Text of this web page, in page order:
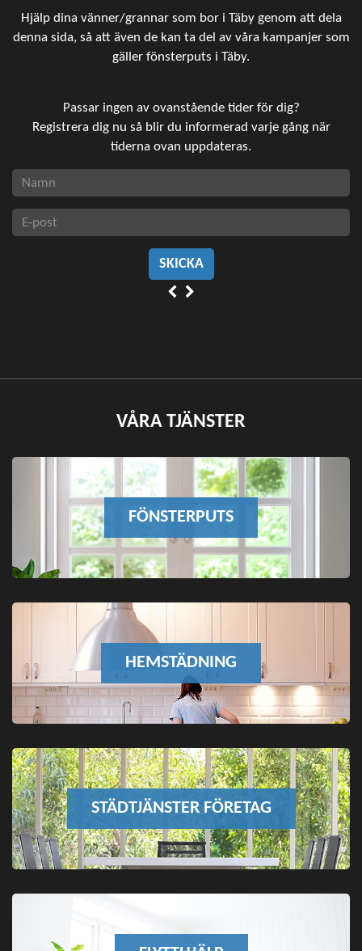
Hjälp dina vänner/grannar som bor i Täby genom att dela
denna sida, så att även de kan ta del av våra kampanjer som
gäller fönsterputs i Täby.
Passar ingen av ovanstående tider för dig?
Registrera dig nu så blir du informerad varje gång när
tiderna ovan uppdateras.
VÅRA TJÄNSTER
FÖNSTERPUTS
HEMSTÄDNING
STÄDTJÄNSTER FÖRETAG